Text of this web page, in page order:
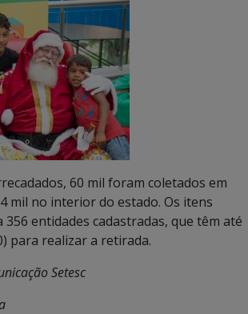
60 mil foram coletados em
mil no interior do estado. Os itens
entidades cadastradas, que têm até
para realizar a retirada.
Setesc